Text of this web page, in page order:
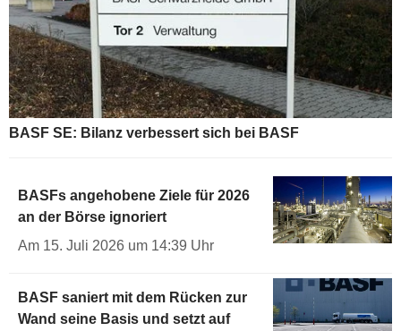
BASF SE: Bilanz verbessert sich bei BASF
BASFs angehobene Ziele für 2026
an der Börse ignoriert
Am 15. Juli 2026 um 14:39 Uhr
BASF saniert mit dem Rücken zur
Wand seine Basis und setzt auf